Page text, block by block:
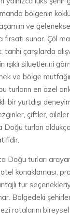
bölgenin
ve
fırsatı sunar. Çöl
tarihi çarşılarda
ışıklı siluetlerini
ve bölge
turların en özel
bir yurtdışı
çiftler,
Doğu turları
Doğu turları
otel konaklaması,
tur
Bölgedeki
rotalarını